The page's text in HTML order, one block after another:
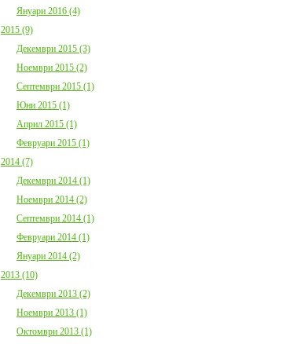
Януари 2016 (4)
2015 (9)
Декември 2015 (3)
Ноември 2015 (2)
Септември 2015 (1)
Юни 2015 (1)
Април 2015 (1)
Февруари 2015 (1)
2014 (7)
Декември 2014 (1)
Ноември 2014 (2)
Септември 2014 (1)
Февруари 2014 (1)
Януари 2014 (2)
2013 (10)
Декември 2013 (2)
Ноември 2013 (1)
Октомври 2013 (1)